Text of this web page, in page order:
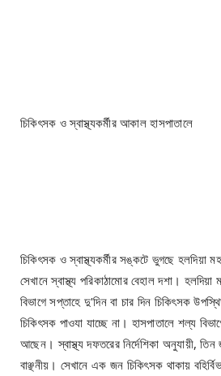
চিকিৎসক ও স্বাস্থ্যকর্মীর আকাল হাসপাতালে
চিকিৎসক ও স্বাস্থ্যকর্মীর সঙ্কটে ভুগছে হলদিয়া
সেখানে স্বাস্থ্য পরিকাঠামোর বেহাল দশা।
বিভাগে সপ্তাহে দু'দিন বা চার দিন চিকিৎসক
চিকিৎসক পাওযা যাচ্ছে না। হাসপাতালে শল্য
আছেন। স্বাস্থ্য দফতরের নির্দেশিকা অনুযায়ী,
বাঞ্ছনীয়। সেখানে এক জন চিকিৎসক থাকায়